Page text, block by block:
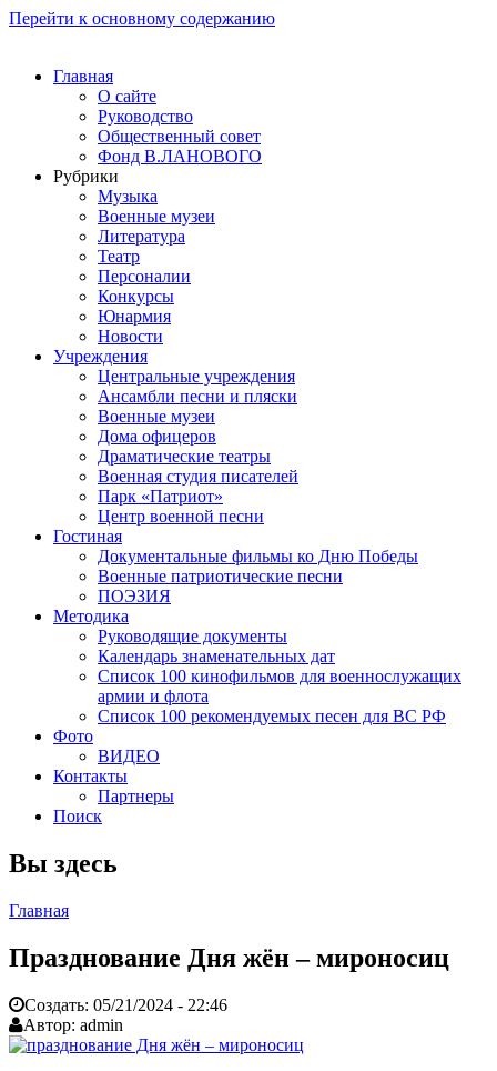
Перейти к основному содержанию
Главная
О сайте
Руководство
Общественный совет
Фонд В.ЛАНОВОГО
Рубрики
Музыка
Военные музеи
Литература
Театр
Персоналии
Конкурсы
Юнармия
Новости
Учреждения
Центральные учреждения
Ансамбли песни и пляски
Военные музеи
Дома офицеров
Драматические театры
Военная студия писателей
Парк «Патриот»
Центр военной песни
Гостиная
Документальные фильмы ко Дню Победы
Военные патриотические песни
ПОЭЗИЯ
Методика
Руководящие документы
Календарь знаменательных дат
Список 100 кинофильмов для военнослужащих
армии и флота
Список 100 рекомендуемых песен для ВС РФ
Фото
ВИДЕО
Контакты
Партнеры
Поиск
Вы здесь
Главная
Празднование Дня жён – мироносиц
Создать: 05/21/2024 - 22:46
Автор: admin